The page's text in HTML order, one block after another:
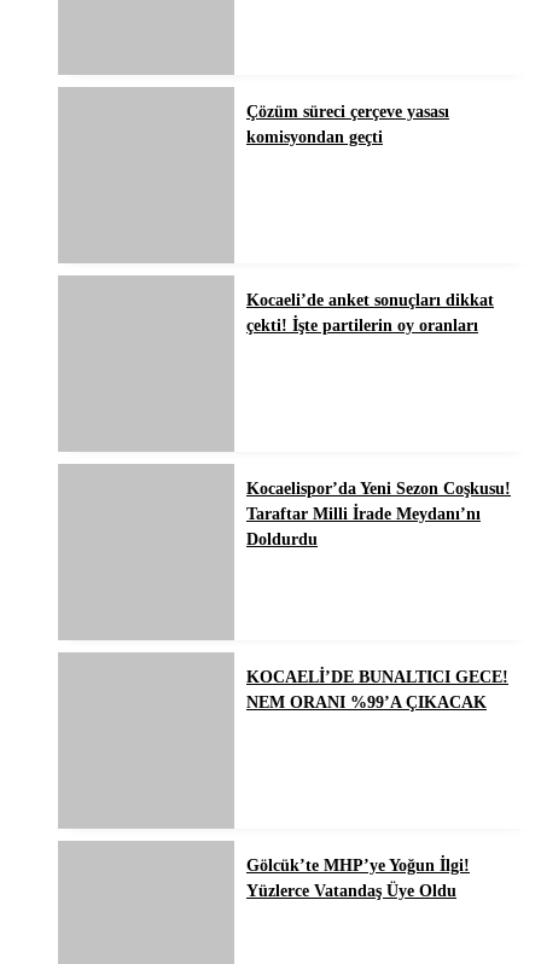
Çözüm süreci çerçeve yasası
komisyondan geçti
Kocaeli’de anket sonuçları dikkat
çekti! İşte partilerin oy oranları
Kocaelispor’da Yeni Sezon Coşkusu!
Taraftar Milli İrade Meydanı’nı
Doldurdu
KOCAELİ’DE BUNALTICI GECE!
NEM ORANI %99’A ÇIKACAK
Gölcük’te MHP’ye Yoğun İlgi!
Yüzlerce Vatandaş Üye Oldu